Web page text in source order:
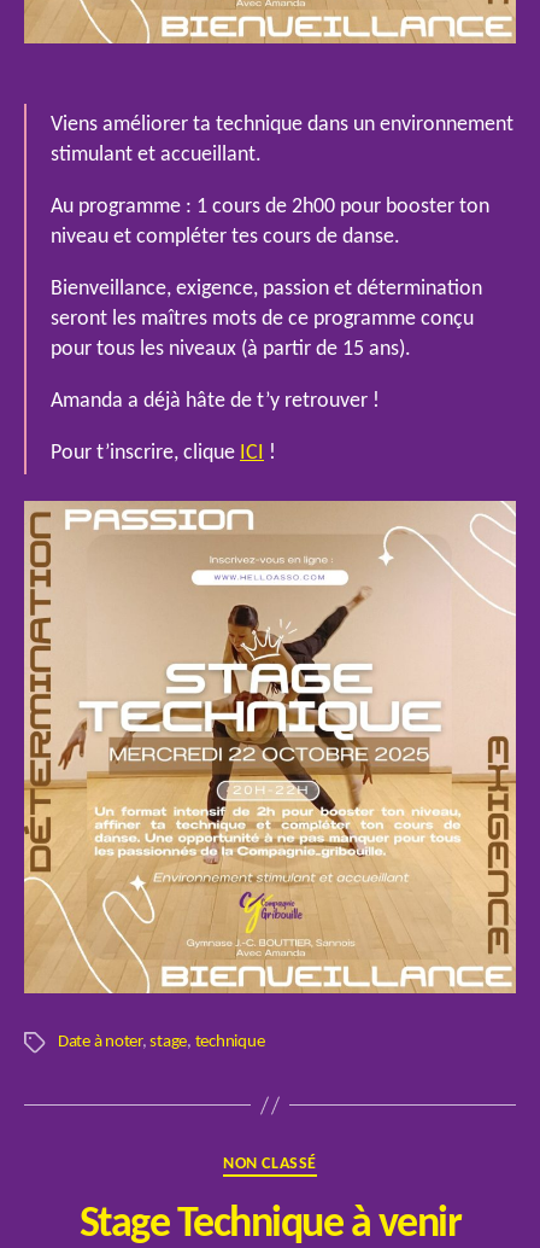
Viens améliorer ta technique dans un environnement
stimulant et accueillant.
Au programme : 1 cours de 2h00 pour booster ton
niveau et compléter tes cours de danse.
Bienveillance, exigence, passion et détermination
seront les maîtres mots de ce programme conçu
pour tous les niveaux (à partir de 15 ans).
Amanda a déjà hâte de t’y retrouver !
Pour t’inscrire, clique ICI !
ÉtiquettesDate à noter,stage, technique
Catégories
NON CLASSÉ
Stage Technique à venir
a